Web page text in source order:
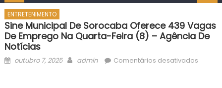
ENTRETENIMENTO
Sine Municipal De Sorocaba Oferece 439 Vagas
De Emprego Na Quarta-Feira (8) – Agência De
Notícias
Posted
outubro 7, 2025 Author
admin Comentários desativadosem